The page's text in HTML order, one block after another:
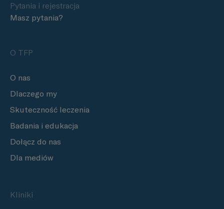
Pytania i rejestracja
Masz pytania?
O TFP
O nas
Dlaczego my
Skuteczność leczenia
Badania i edukacja
Dołącz do nas
Dla mediów
Kliniki